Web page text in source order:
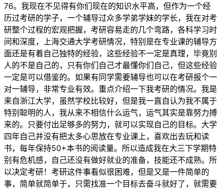
76。我现在不见得有你们现在的知识水平高，但作为一个经
历过考研的学子，一个辅导过众多学弟学妹的学长，我在对考
研整个过程的宏观把握，考研容易走的几个弯路，各科学习时
间和深度，上海交通大学考研情况，特别是在专业课的辅导方
面还是有着自己独特的经验，这些经验不一定是真理，毕竟别
人的不是自己的，只有你们自己才最懂你们自己，但这些经验
一定是可以借鉴的。如果有同学需要辅导也可以在考研报个一
对一辅导，非常专业有效。重点介绍一下我考研的情况。我是
来自浙江大学，虽然学校比较好，但是我一直自认为我不属于
特别聪明的人，我从来不相信什么运气，运气其实是靠努力搏
来的。只要付出足够多的努力，就可以实现自己的目标。大学
四年自己并没有把太多心思放在专业课上，喜欢出去玩和读
书，每年保持50+本书的阅读量。所以造成我在大三下学期特
别有危机感，自己还没有做好就业的准备，技能还不成熟。所
以决定考研！考研这件事看似很困难，但是又是一件简单的
事，简单就简单于，只需找准一个目标去奋斗就好了，就需要